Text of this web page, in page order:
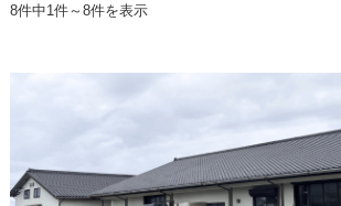
8件中1件～8件を表示